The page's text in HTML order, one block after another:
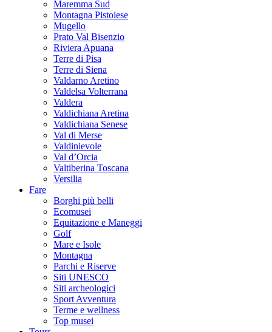
Maremma Sud
Montagna Pistoiese
Mugello
Prato Val Bisenzio
Riviera Apuana
Terre di Pisa
Terre di Siena
Valdarno Aretino
Valdelsa Volterrana
Valdera
Valdichiana Aretina
Valdichiana Senese
Val di Merse
Valdinievole
Val d’Orcia
Valtiberina Toscana
Versilia
Fare
Borghi più belli
Ecomusei
Equitazione e Maneggi
Golf
Mare e Isole
Montagna
Parchi e Riserve
Siti UNESCO
Siti archeologici
Sport Avventura
Terme e wellness
Top musei